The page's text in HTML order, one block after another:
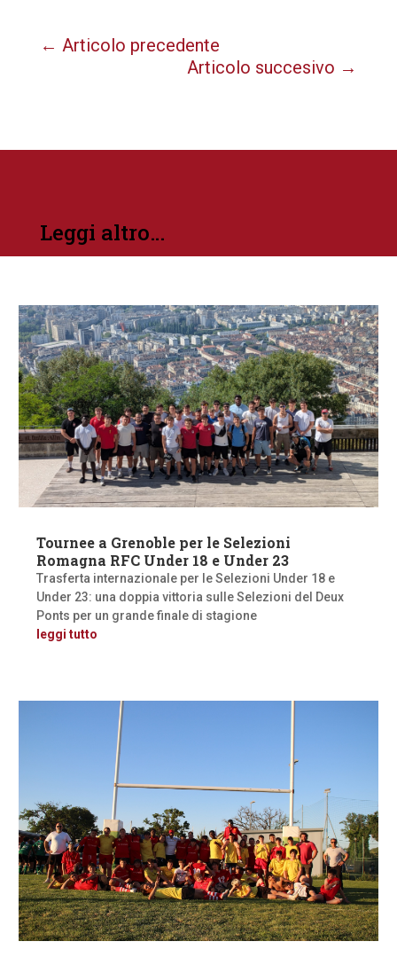
← Articolo precedente
Articolo succesivo →
Leggi altro…
Tournee a Grenoble per le Selezioni
Romagna RFC Under 18 e Under 23
Trasferta internazionale per le Selezioni Under 18 e
Under 23: una doppia vittoria sulle Selezioni del Deux
Ponts per un grande finale di stagione
leggi tutto